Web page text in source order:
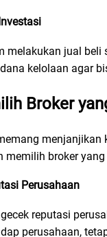
melakukan jual
kelolaan agar
Broker
menjanjikan
memilih broker
Perusahaan
reputasi
perusahaan,